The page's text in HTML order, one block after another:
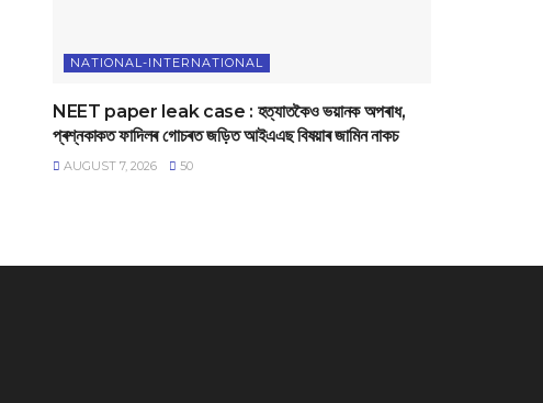
NATIONAL-INTERNATIONAL
NEET paper leak case : হত্যাতকৈও ভয়ানক অপৰাধ,
প্ৰশ্নকাকত ফাদিলৰ গোচৰত জড়িত আইএএছ বিষয়াৰ জামিন নাকচ
AUGUST 7, 2026 50